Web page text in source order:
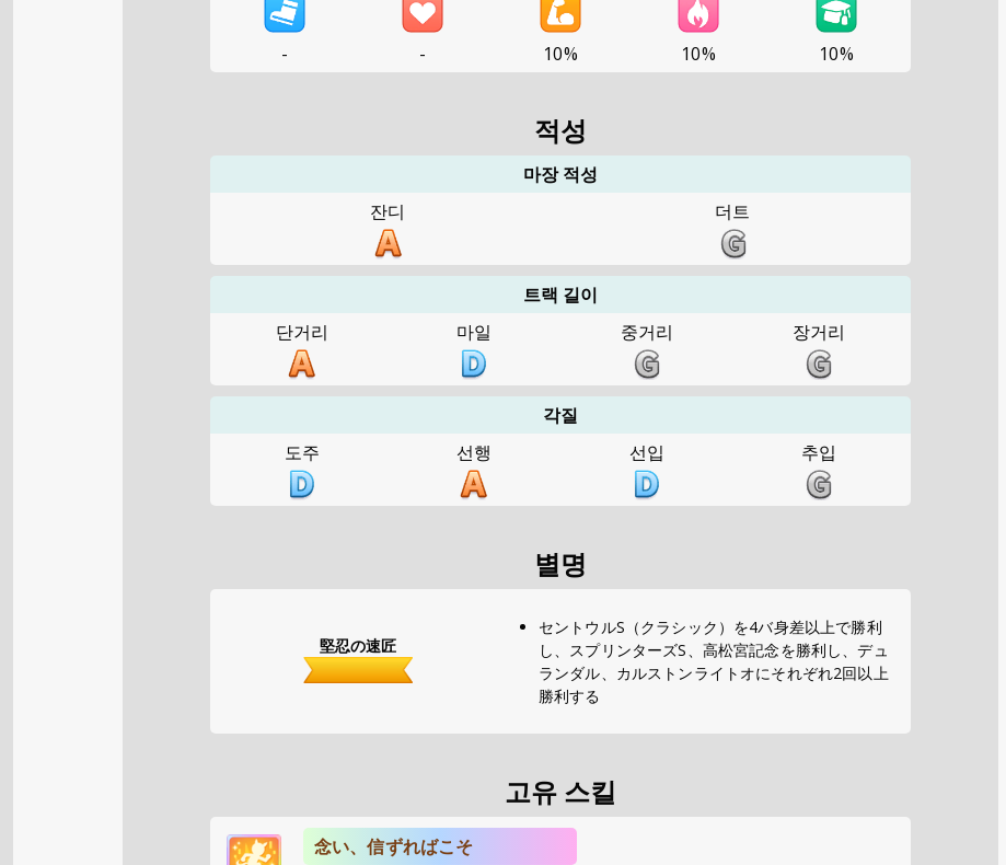
- - 10% 10% 10%
적성
마장 적성
잔디
더트
트랙 길이
단거리
마일 중거리 장거리
각질
도주
선행 선입 추입
별명
堅忍の速匠
セントウルS（クラシック）を4バ身差以上で勝利
し、スプリンターズS、高松宮記念を勝利し、デュ
ランダル、カルストンライトオにそれぞれ2回以上
勝利する
고유 스킬
念い、信ずればこそ